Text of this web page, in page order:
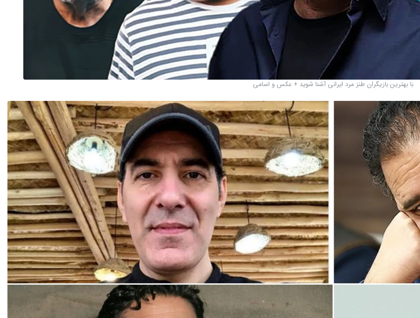
با بهترین بازیگران طنز مرد ایرانی آشنا شوید + عکس و اسامی